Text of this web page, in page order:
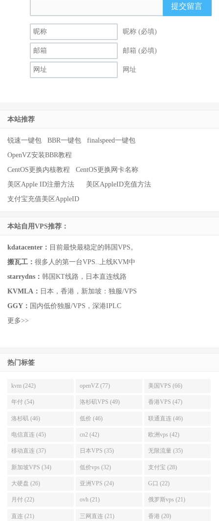
提交留言
昵称 (必填)
邮箱 (必填)
网址
本站推荐
锐速一键包 BBR一键包
finalspeed一键包
OpenVZ安装BBR教程
CentOS更换内核教程
CentOS更换网卡名称
美区Apple ID注册方法
美区AppleID充值方法
支付宝充值美区AppleID
本站自用VPS推荐：
kdatacenter： 目前最快最稳定的韩国VPS。
搬瓦工： 很多人的第一台VPS..上线KVM中
starrydns： 韩国KT线路，日本直连线路
KVMLA： 日本，香港，新加坡：独服/VPS
GGY： 国内低价独服/VPS，深港IPLC
更多>>
热门标签
kvm (242) openVZ (77) 美国VPS (66)
年付 (54) 洛杉矶VPS (49) 香港VPS (47)
洛杉矶 (46) 低价 (46) 联通直连 (46)
电信直连 (45) cn2 (42) 欧洲vps (42)
移动直连 (37) 日本VPS (35) 无限流量 (35)
新加坡VPS (34) 低价vps (32) 支付宝 (28)
大硬盘 (26) 亚洲VPS (24) G口 (22)
月付 (22) ovh (21) 俄罗斯vps (21)
直连 (21) 三网直连 (21) 香港 (20)